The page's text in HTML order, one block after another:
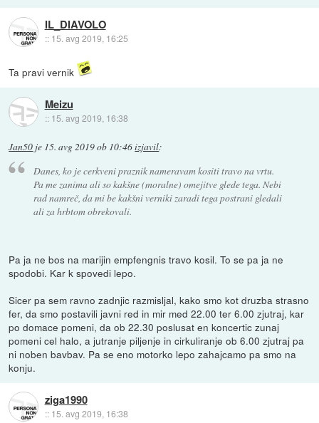
IL_DIAVOLO
:: 15. avg 2019, 16:25
Ta pravi vernik
Meizu
:: 15. avg 2019, 16:38
Jan50 je 15. avg 2019 ob 10:46izjavil:
Danes, ko je cerkveni praznik nameravam kositi travo na vrtu.
Pa me zanima ali so kakšne (moralne) omejitve glede tega. Nebi
rad namreč, da mi be kakšni verniki zaradi tega postrani gledali
ali za hrbtom obrekovali.
Pa ja ne bos na marijin empfengnis travo kosil. To se pa ja ne
spodobi. Kar k spovedi lepo.
Sicer pa sem ravno zadnjic razmisljal, kako smo kot druzba strasno
fer, da smo postavili javni red in mir med 22.00 ter 6.00 zjutraj, kar
po domace pomeni, da ob 22.30 poslusat en koncertic zunaj
pomeni cel halo, a jutranje piljenje in cirkuliranje ob 6.00 zjutraj pa
ni noben bavbav. Pa se eno motorko lepo zahajcamo pa smo na
konju.
ziga1990
:: 15. avg 2019, 16:38